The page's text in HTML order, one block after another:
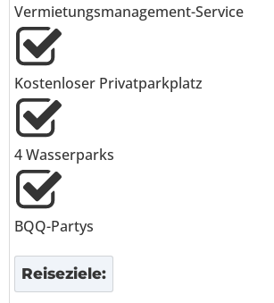
Vermietungsmanagement-Service
Kostenloser Privatparkplatz
4 Wasserparks
BQQ-Partys
Reiseziele: